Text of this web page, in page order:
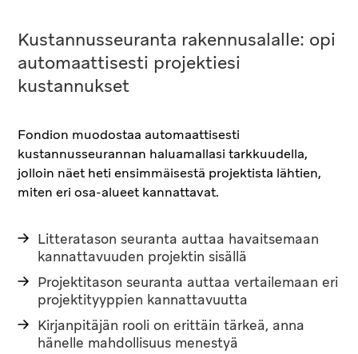
Kustannusseuranta rakennusalalle: opi
automaattisesti projektiesi
kustannukset
Fondion muodostaa automaattisesti
kustannusseurannan haluamallasi tarkkuudella,
jolloin näet heti ensimmäisestä projektista lähtien,
miten eri osa-alueet kannattavat.
Litteratason seuranta auttaa havaitsemaan
kannattavuuden projektin sisällä
Projektitason seuranta auttaa vertailemaan eri
projektityyppien kannattavuutta
Kirjanpitäjän rooli on erittäin tärkeä, anna
hänelle mahdollisuus menestyä